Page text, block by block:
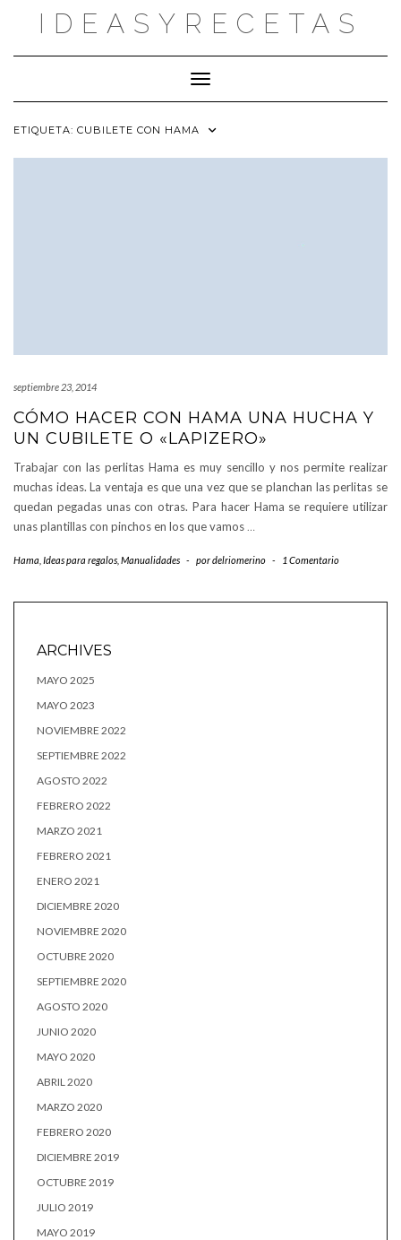
IDEASYRECETAS
Cambiar modo de navegación
ETIQUETA: CUBILETE CON HAMA
septiembre 23, 2014
CÓMO HACER CON HAMA UNA HUCHA Y
UN CUBILETE O «LAPIZERO»
Trabajar con las perlitas Hama es muy sencillo y nos permite realizar
muchas ideas. La ventaja es que una vez que se planchan las perlitas se
quedan pegadas unas con otras. Para hacer Hama se requiere utilizar
unas plantillas con pinchos en los que vamos …
Hama Ideas para regalos Manualidades - pordelriomerino - 1 Comentario
ARCHIVES
MAYO 2025
MAYO 2023
NOVIEMBRE 2022
SEPTIEMBRE 2022
AGOSTO 2022
FEBRERO 2022
MARZO 2021
FEBRERO 2021
ENERO 2021
DICIEMBRE 2020
NOVIEMBRE 2020
OCTUBRE 2020
SEPTIEMBRE 2020
AGOSTO 2020
JUNIO 2020
MAYO 2020
ABRIL 2020
MARZO 2020
FEBRERO 2020
DICIEMBRE 2019
OCTUBRE 2019
JULIO 2019
MAYO 2019